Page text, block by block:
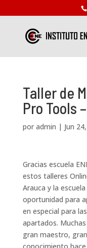
Taller de
Pro Tools
por admin | Jun
Gracias escuela
estos talleres
Arauca y la
oportunidad para
en especial para
apartados.
gran maestro,